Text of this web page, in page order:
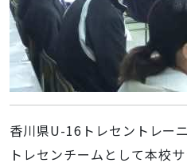
香川県U-16トレセントレー
トレセンチームとして本校